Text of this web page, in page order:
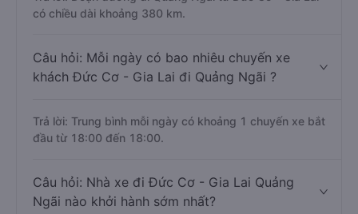
có chiều dài khoảng 380 km.
Câu hỏi: Mỗi ngày có bao nhiêu chuyến xe
khách Đức Cơ - Gia Lai đi Quảng Ngãi ?
Trả lời: Trung bình mỗi ngày có khoảng 1 chuyến xe bắt
đầu từ 18:00 đến 18:00.
Câu hỏi: Nhà xe đi Đức Cơ - Gia Lai Quảng
Ngãi nào khởi hành sớm nhất?